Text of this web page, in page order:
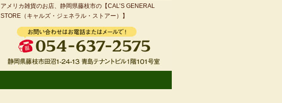
アメリカ雑貨のお店、静岡県藤枝市の【CAL’S GENERAL
STORE（キャルズ・ジェネラル・ストアー）】